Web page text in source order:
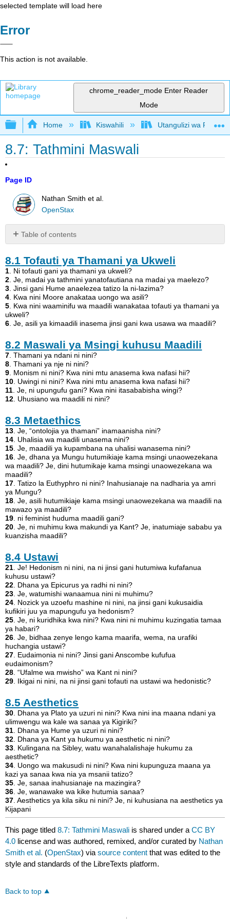
selected template will load here
Error
This action is not available.
chrome_reader_mode Enter Reader
Mode
Expand/collapse global hierarchy
Home Kiswahili Utangulizi wa
8.7: Tathmini Maswali
Page ID
Nathan Smith et al.
OpenStax
Table of contents
Tofauti
ya
Thamani
ya
Ukweli
8.2
Maswali
Msingi
kuhusu
Maadili
8.3
Metaethics
8.4
8.5
Aesthetics
8.1 Tofauti ya Thamani ya Ukweli
1. Ni tofauti gani ya thamani ya ukweli?
2. Je, madai ya tathmini yanatofautiana na madai ya maelezo?
3. Jinsi gani Hume anaelezea tatizo la ni-lazima?
4. Kwa nini Moore anakataa uongo wa asili?
5. Kwa nini waaminifu wa maadili wanakataa tofauti ya thamani ya
ukweli?
6. Je, asili ya kimaadili inasema jinsi gani kwa usawa wa maadili?
8.2 Maswali ya Msingi kuhusu Maadili
7 . Thamani ya ndani ni nini?
8 . Thamani ya nje ni nini?
9 . Monism ni nini? Kwa nini mtu anasema kwa nafasi hii?
10 . Uwingi ni nini? Kwa nini mtu anasema kwa nafasi hii?
11 . Je, ni upungufu gani? Kwa nini itasababisha wingi?
12 . Uhusiano wa maadili ni nini?
8.3 Metaethics
13 . Je, “ontolojia ya thamani” inamaanisha nini?
14 . Uhalisia wa maadili unasema nini?
15 . Je, maadili ya kupambana na uhalisi wanasema nini?
16 . Je, dhana ya Mungu hutumikiaje kama msingi unaowezekana
wa maadili? Je, dini hutumikaje kama msingi unaowezekana wa
maadili?
17 . Tatizo la Euthyphro ni nini? Inahusianaje na nadharia ya amri
ya Mungu?
18 . Je, asili hutumikiaje kama msingi unaowezekana wa maadili na
mawazo ya maadili?
19 . ni feminist huduma maadili gani?
20 . Je, ni muhimu kwa makundi ya Kant? Je, inatumiaje sababu ya
kuanzisha maadili?
8.4 Ustawi
21 . Je! Hedonism ni nini, na ni jinsi gani hutumiwa kufafanua
kuhusu ustawi?
22 . Dhana ya Epicurus ya radhi ni nini?
23 . Je, watumishi wanaamua nini ni muhimu?
24 . Nozick ya uzoefu mashine ni nini, na jinsi gani kukusaidia
kufikiri juu ya mapungufu ya hedonism?
25 . Je, ni kuridhika kwa nini? Kwa nini ni muhimu kuzingatia tamaa
ya habari?
26 . Je, bidhaa zenye lengo kama maarifa, wema, na urafiki
huchangia ustawi?
27 . Eudaimonia ni nini? Jinsi gani Anscombe kufufua
eudaimonism?
28 . “Ufalme wa mwisho” wa Kant ni nini?
29 . Ikigai ni nini, na ni jinsi gani tofauti na ustawi wa hedonistic?
8.5 Aesthetics
30 . Dhana ya Plato ya uzuri ni nini? Kwa nini ina maana ndani ya
ulimwengu wa kale wa sanaa ya Kigiriki?
31 . Dhana ya Hume ya uzuri ni nini?
32 . Dhana ya Kant ya hukumu ya aesthetic ni nini?
33 . Kulingana na Sibley, watu wanahalalishaje hukumu za
aesthetic?
34 . Uongo wa makusudi ni nini? Kwa nini kupunguza maana ya
kazi ya sanaa kwa nia ya msanii tatizo?
35 . Je, sanaa inahusianaje na mazingira?
36 . Je, wanawake wa kike hutumia sanaa?
37 . Aesthetics ya kila siku ni nini? Je, ni kuhusiana na aesthetics ya
Kijapani
This page titled8.7: Tathmini Maswali is shared under aCC BY
4.0 license and was authored, remixed, and/or curated by Nathan
Smith et al. (OpenStax) viasource content that was edited to the
style and standards of the LibreTexts platform.
Back to top